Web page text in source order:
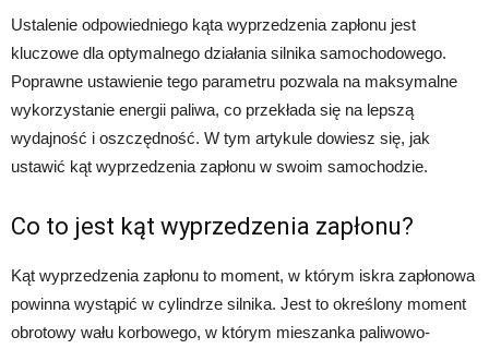
Ustalenie odpowiedniego kąta wyprzedzenia zapłonu jest
kluczowe dla optymalnego działania silnika samochodowego.
Poprawne ustawienie tego parametru pozwala na maksymalne
wykorzystanie energii paliwa, co przekłada się na lepszą
wydajność i oszczędność. W tym artykule dowiesz się, jak
ustawić kąt wyprzedzenia zapłonu w swoim samochodzie.
Co to jest kąt wyprzedzenia zapłonu?
Kąt wyprzedzenia zapłonu to moment, w którym iskra zapłonowa
powinna wystąpić w cylindrze silnika. Jest to określony moment
obrotowy wału korbowego, w którym mieszanka paliwowo-